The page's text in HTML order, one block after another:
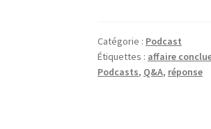
Catégorie : Podcast
Étiquettes : affaire
Podcasts, Q&A, réponse